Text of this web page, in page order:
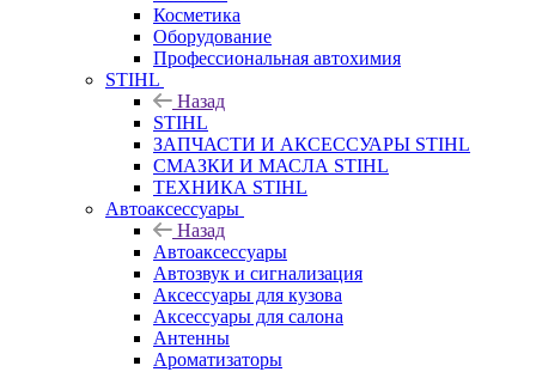
Косметика
Оборудование
Профессиональная автохимия
STIHL
Назад
STIHL
ЗАПЧАСТИ И АКСЕССУАРЫ STIHL
СМАЗКИ И МАСЛА STIHL
ТЕХНИКА STIHL
Автоаксессуары
Назад
Автоаксессуары
Автозвук и сигнализация
Аксессуары для кузова
Аксессуары для салона
Антенны
Ароматизаторы